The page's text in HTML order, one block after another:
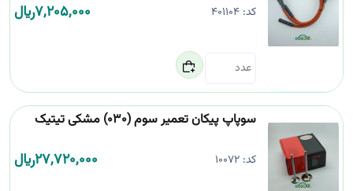
کد:401104
7,205,000﷼
سوپاپ پیکان تعمیر سوم (030) مشکی تیتیک
کد:10072
27,720,000﷼